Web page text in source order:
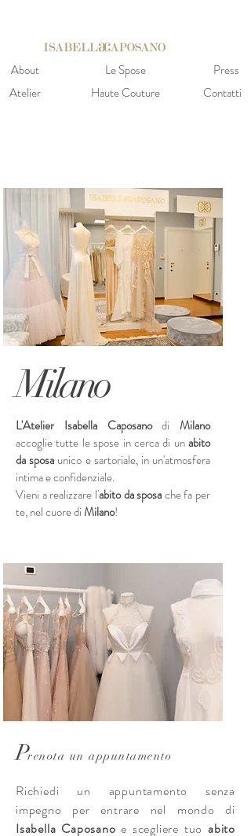
About
Atelier
Le Spose
Haute Couture
Press
Contatti
Milano
L'Atelier Isabella Caposanodi Milano
accoglie tutte le spose in cerca di unabito
da sposa unico e sartoriale, in un'atmosfera
intima e confidenziale.
Vieni a realizzare l'abito da sposache fa per
te, nel cuore diMilano!
Prenota un appuntamento
Richiedi un appuntamento senza
impegno per entrare nel mondo di
Isabella Caposano e scegliere tuo abito